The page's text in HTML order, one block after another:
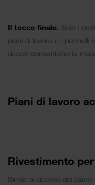
Il tocco finale. Solo i
piani di lavoro e i pannelli
decori consentono la
Piani di lavoro
Rivestimento
Simile al decoro del piano